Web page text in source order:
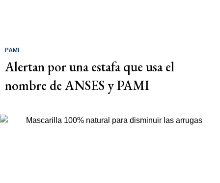
PAMI
Alertan por una estafa que usa el
nombre de ANSES y PAMI